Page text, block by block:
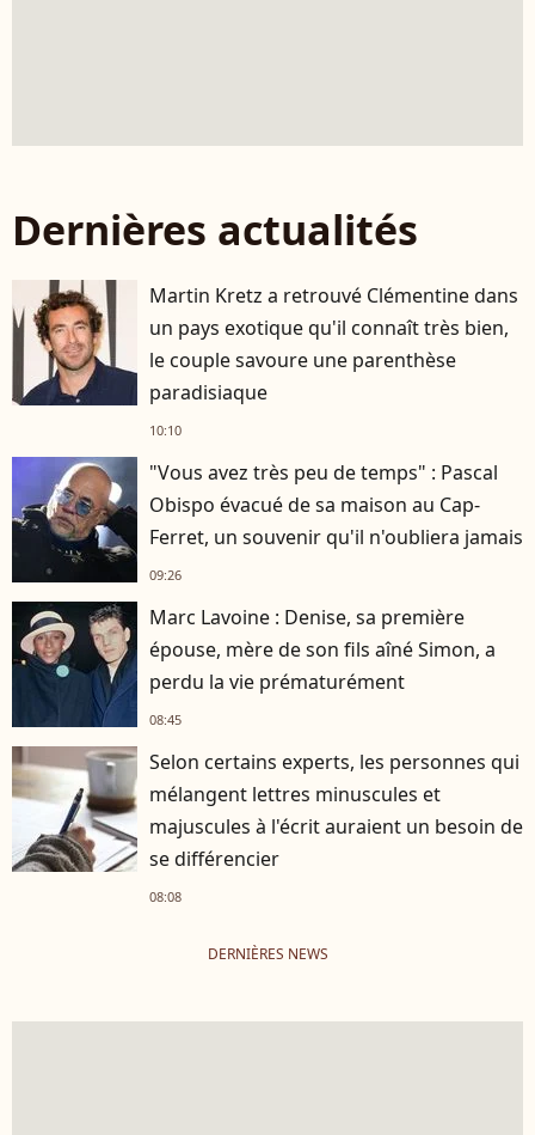
Dernières actualités
Martin Kretz a retrouvé Clémentine dans
un pays exotique qu'il connaît très bien,
le couple savoure une parenthèse
paradisiaque
10:10
"Vous avez très peu de temps" : Pascal
Obispo évacué de sa maison au Cap-
Ferret, un souvenir qu'il n'oubliera jamais
09:26
Marc Lavoine : Denise, sa première
épouse, mère de son fils aîné Simon, a
perdu la vie prématurément
08:45
Selon certains experts, les personnes qui
mélangent lettres minuscules et
majuscules à l'écrit auraient un besoin de
se différencier
08:08
DERNIÈRES NEWS